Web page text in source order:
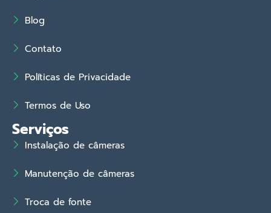
Blog
Contato
Políticas de Privacidade
Termos de Uso
Serviços
Instalação de câmeras
Manutenção de câmeras
Troca de fonte